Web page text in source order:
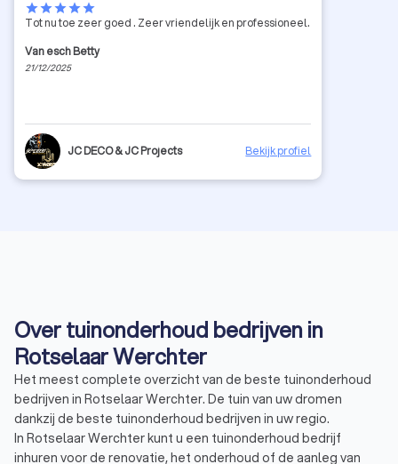
starstarstarstarstar
Tot nu toe zeer goed . Zeer vriendelijk en professioneel.
Van esch Betty
21/12/2025
JC DECO & JC Projects Bekijk profiel
Over tuinonderhoud bedrijven in
Rotselaar Werchter
Het meest complete overzicht van de beste tuinonderhoud
bedrijven in Rotselaar Werchter. De tuin van uw dromen
dankzij de beste tuinonderhoud bedrijven in uw regio.
In Rotselaar Werchter kunt u een tuinonderhoud bedrijf
inhuren voor de renovatie, het onderhoud of de aanleg van